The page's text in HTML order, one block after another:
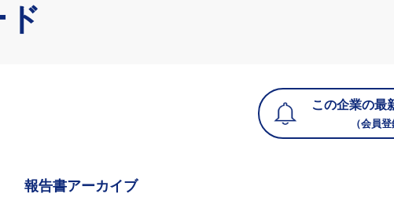
この企業の最
（会員
報告書アーカイブ